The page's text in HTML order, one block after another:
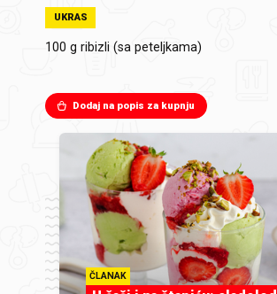
UKRAS
100 g ribizli (sa peteljkama)
Dodaj na popis za kupnju
ČLANAK